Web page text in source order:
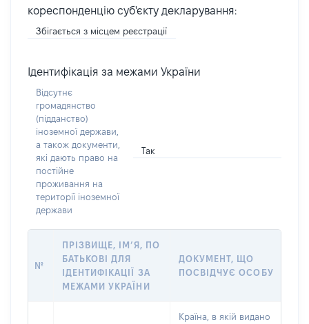
кореспонденцію суб'єкту декларування:
Збігається з місцем реєстрації
Ідентифікація за межами України
Відсутнє
громадянство
(підданство)
іноземної держави,
а також документи,
які дають право на
постійне
проживання на
території іноземної
держави
Так
№
ПРІЗВИЩЕ, ІМ’Я, ПО
БАТЬКОВІ ДЛЯ
ІДЕНТИФІКАЦІЇ ЗА
МЕЖАМИ УКРАЇНИ
ДОКУМЕНТ, ЩО
ПОСВІДЧУЄ ОСОБУ
Країна, в якій видано